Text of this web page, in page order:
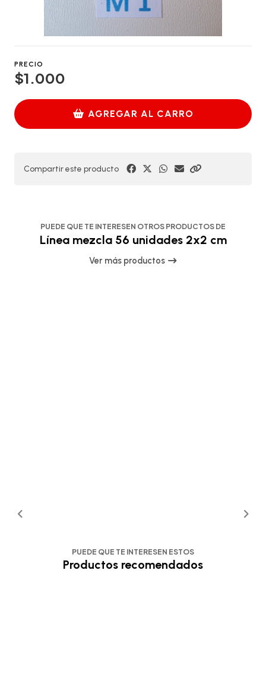
PRECIO
$1.000
AGREGAR AL CARRO
Compartir este producto
PUEDE QUE TE INTERESEN OTROS PRODUCTOS DE
Línea mezcla 56 unidades 2x2 cm
Ver más productos
PUEDE QUE TE INTERESEN ESTOS
Productos recomendados